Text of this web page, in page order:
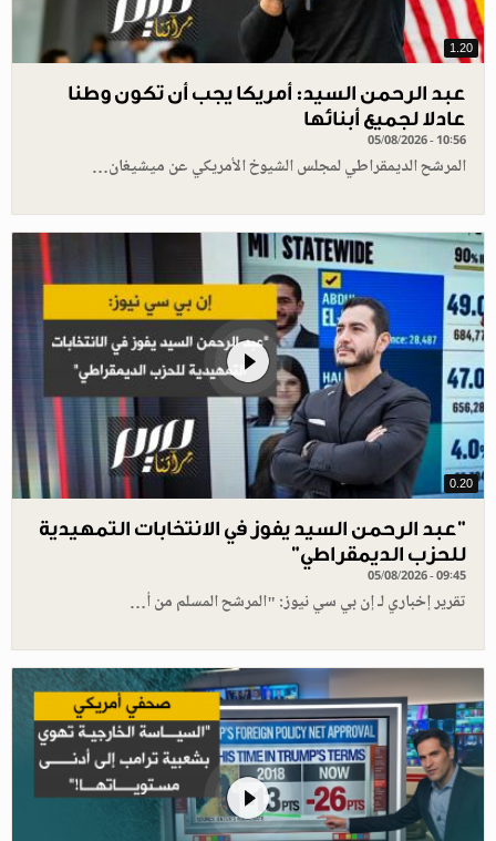
1.20
عبد الرحمن السيد: أمريكا يجب أن تكون وطنا
عادلا لجميع أبنائها
05/08/2026 - 10:56
المرشح الديمقراطي لمجلس الشيوخ الأمريكي عن ميشيغان…
0.20
"عبد الرحمن السيد يفوز في الانتخابات التمهيدية
للحزب الديمقراطي"
05/08/2026 - 09:45
تقرير إخباري لـ إن بي سي نيوز: "المرشح المسلم من أ…